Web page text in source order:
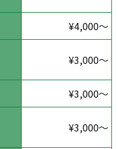
¥4,000～
¥3,000～
¥3,000～
¥3,000～